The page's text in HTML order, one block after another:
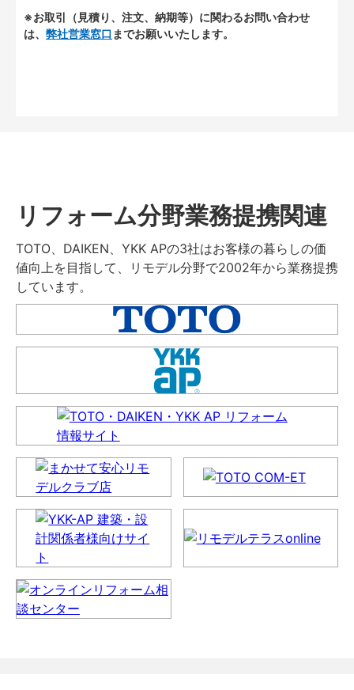
※お取引（見積り、注文、納期等）に関わるお問い合わせ
は、 弊社営業窓口 までお願いいたします。
リフォーム分野業務提携関連
TOTO、DAIKEN、YKK APの3社はお客様の暮らしの価
値向上を目指して、リモデル分野で2002年から業務提携
しています。